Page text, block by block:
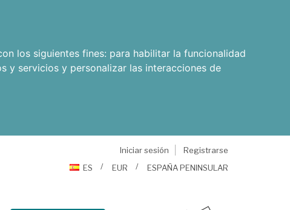
los siguientes fines: para habilitar la funcionalidad
y servicios y personalizar las interacciones de
Iniciar sesión
Registrarse
ES
EUR ESPAÑA PENINSULAR